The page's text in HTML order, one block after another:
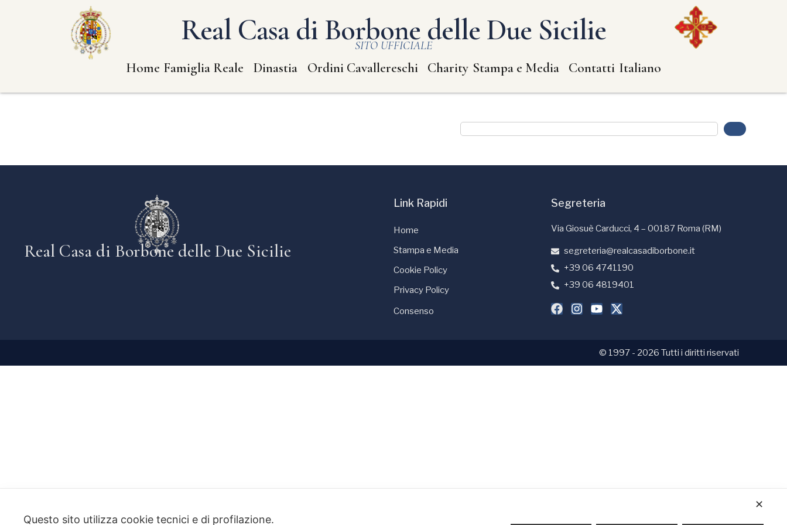
Real Casa di Borbone delle Due Sicilie
SITO UFFICIALE
Home Famiglia Reale Dinastia Ordini Cavallereschi Charity Stampa e Media Contatti Italiano
Real Casa di Borbone delle Due Sicilie
Link Rapidi
Home
Stampa e Media
Cookie Policy
Privacy Policy
Consenso
Segreteria
Via Giosuè Carducci, 4 – 00187 Roma (RM)
segreteria@realcasadiborbone.it
+39 06 4741190
+39 06 4819401
© 1997 - 2026 Tutti i diritti riservati
✕
Questo sito utilizza cookie tecnici e di profilazione.